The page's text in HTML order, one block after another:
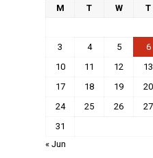
M T W T
3
4 5 6
10
11 12 13
17
18 19 20
24
25 26 27
31
« Jun